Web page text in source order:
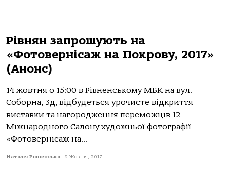
Рівнян запрошують на
«Фотовернісаж на Покрову, 2017»
(Анонс)
14 жовтня о 15:00 в Рівненському МБК на вул.
Соборна, 3д, відбудеться урочисте відкриття
виставки та нагородження переможців 12
Міжнародного Салону художньої фотографії
«Фотовернісаж на...
Наталія Рівненська - 9 Жовтня, 2017